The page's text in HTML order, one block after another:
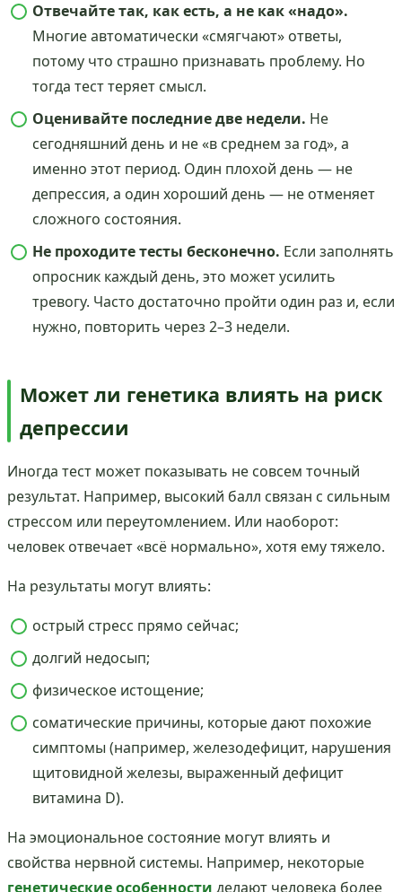
Отвечайте так, как есть, а не как «надо».
Многие автоматически «смягчают» ответы,
потому что страшно признавать проблему. Но
тогда тест теряет смысл.
Оценивайте последние две недели. Не
сегодняшний день и не «в среднем за год», а
именно этот период. Один плохой день — не
депрессия, а один хороший день — не отменяет
сложного состояния.
Не проходите тесты бесконечно. Если заполнять
опросник каждый день, это может усилить
тревогу. Часто достаточно пройти один раз и, если
нужно, повторить через 2–3 недели.
Может ли генетика влиять на риск
депрессии
Иногда тест может показывать не совсем точный
результат. Например, высокий балл связан с сильным
стрессом или переутомлением. Или наоборот:
человек отвечает «всё нормально», хотя ему тяжело.
На результаты могут влиять:
острый стресс прямо сейчас;
долгий недосып;
физическое истощение;
соматические причины, которые дают похожие
симптомы (например, железодефицит, нарушения
щитовидной железы, выраженный дефицит
витамина D).
На эмоциональное состояние могут влиять и
свойства нервной системы. Например, некоторые
генетические особенности делают человека более